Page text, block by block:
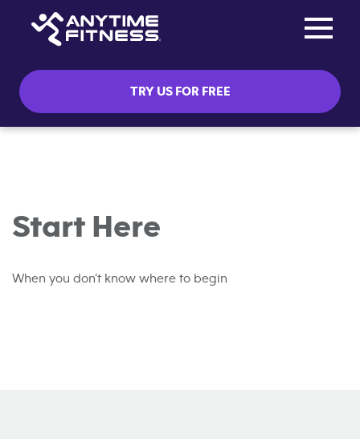
TRY US FOR FREE
Start Here
When you don’t know where to begin